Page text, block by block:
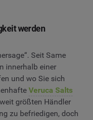
werden
Seit Same
innerhalb einer
und wo Sie sich
Veruca Salts
größten Händler
zu befriedigen, doch